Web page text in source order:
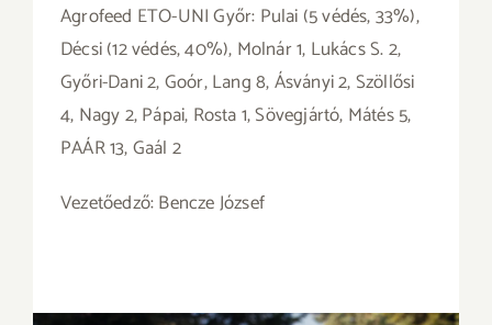
Agrofeed ETO-UNI Győr: Pulai (5 védés, 33%),
Décsi (12 védés, 40%), Molnár 1, Lukács S. 2,
Győri-Dani 2, Goór, Lang 8, Ásványi 2, Szöllősi
4, Nagy 2, Pápai, Rosta 1, Sövegjártó, Mátés 5,
PAÁR 13, Gaál 2
Vezetőedző: Bencze József